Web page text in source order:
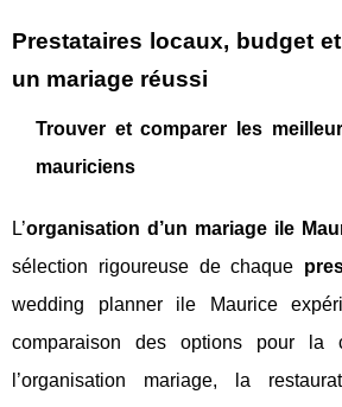
Prestataires locaux, budget
un mariage réussi
Trouver et comparer les
mauriciens
L’organisation d’un mariage ile
sélection rigoureuse de chaque
wedding planner ile Maurice
comparaison des options pour la
l’organisation mariage, la